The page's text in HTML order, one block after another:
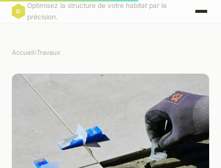
Optimisez la structure de votre habitat par la
précision.
Accueil›Travaux